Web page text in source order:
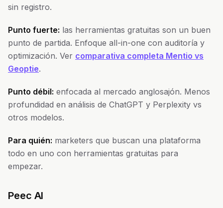
sin registro.
Punto fuerte: las herramientas gratuitas son un buen
punto de partida. Enfoque all-in-one con auditoría y
optimización. Ver comparativa completa Mentio vs
Geoptie.
Punto débil: enfocada al mercado anglosajón. Menos
profundidad en análisis de ChatGPT y Perplexity vs
otros modelos.
Para quién: marketers que buscan una plataforma
todo en uno con herramientas gratuitas para
empezar.
Peec AI